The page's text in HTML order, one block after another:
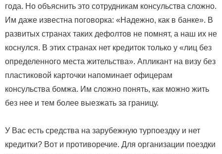
года. Но объяснить это сотрудникам консульства сложно.
Им даже известна поговорка: «Надежно, как в банке». В
развитых странах таких дефолтов не помнят, а наш их не
коснулся. В этих странах нет кредиток только у «лиц без
определенного места жительства». Апликант на визу без
пластиковой карточки напоминает офицерам
консульства бомжа. Им сложно понять, как можно жить
без нее и тем более выезжать за границу.
У Вас есть средства на зарубежную турпоездку и нет
кредитки? Вот и противоречие. Для организации поездки